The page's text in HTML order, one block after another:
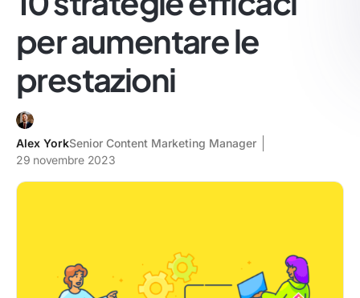
per aumentare le
prestazioni
Alex YorkSenior Content Marketing Manager
29 novembre 2023